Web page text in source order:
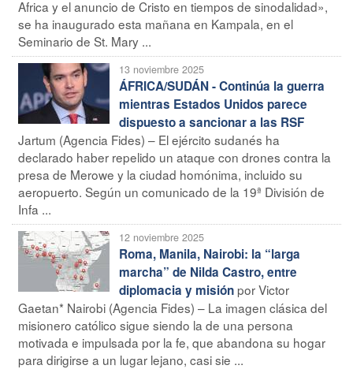
Africa y el anuncio de Cristo en tiempos de sinodalidad»,
se ha inaugurado esta mañana en Kampala, en el
Seminario de St. Mary ...
13 noviembre 2025
ÁFRICA/SUDÁN - Continúa la guerra
mientras Estados Unidos parece
dispuesto a sancionar a las RSF
Jartum (Agencia Fides) – El ejército sudanés ha
declarado haber repelido un ataque con drones contra la
presa de Merowe y la ciudad homónima, incluido su
aeropuerto. Según un comunicado de la 19ª División de
Infa ...
12 noviembre 2025
Roma, Manila, Nairobi: la “larga
marcha” de Nilda Castro, entre
diplomacia y misiónpor Victor
Gaetan* Nairobi (Agencia Fides) – La imagen clásica del
misionero católico sigue siendo la de una persona
motivada e impulsada por la fe, que abandona su hogar
para dirigirse a un lugar lejano, casi sie ...